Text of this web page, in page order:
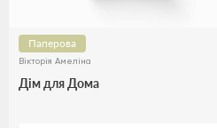
Паперова
Вікторія Амеліна
Дім для Дома